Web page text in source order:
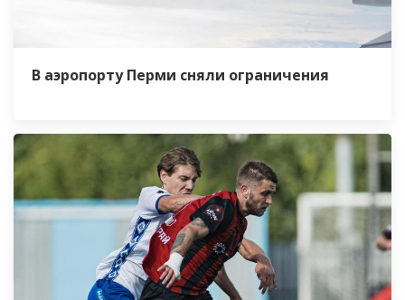
В аэропорту Перми сняли ограничения